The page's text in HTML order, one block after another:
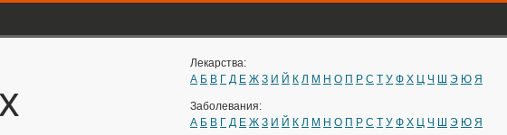
Лекарства:
А Б В Г Д Е Ж З И Й К Л М Н О П Р С Т У Ф Х Ц Ч Ш Э Ю Я
Заболевания:
А Б В Г Д Е Ж З И Й К Л М Н О П Р С Т У Ф Х Ц Ч Ш Э Ю Я